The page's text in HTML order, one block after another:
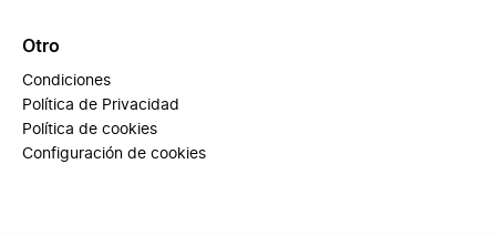
Otro
Condiciones
Política de Privacidad
Política de cookies
Configuración de cookies